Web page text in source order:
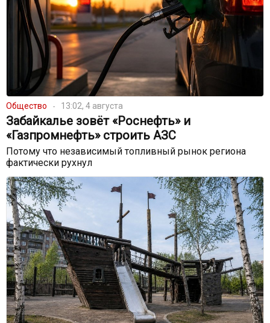
Общество 13:02, 4 августа
Забайкалье зовёт «Роснефть» и
«Газпромнефть» строить АЗС
Потому что независимый топливный рынок региона
фактически рухнул